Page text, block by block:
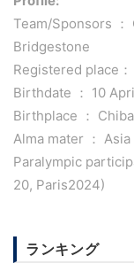
Team/Sponsors ：
Bridgestone
Registered place
Birthdate ： 10
Birthplace ：
Alma mater ：
Paralympic
20, Paris2024)
ランキング